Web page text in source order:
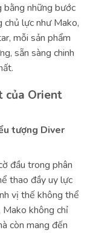
bằng những bước
chủ lực như Mako,
mỗi sản phẩm
sẵn sàng chinh
của Orient
tượng Diver
đầu trong phân
thao đầy uy lực
vị thế không thể
Mako không chỉ
còn mang đến